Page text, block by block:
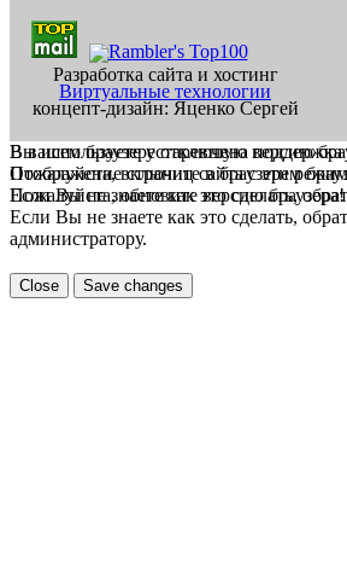
Разработка сайта и хостинг
Виртуальные технологии
концепт-дизайн: Яценко Сергей
В вашем браузере отключена поддержка
Пожалуйста, включите в браузере
Если Вы не знаете как это сделать,
Вы используете устаревшую версию
Отображение страниц сайта с этим
Пожалуйста, обновите версию браузера!
Если Вы не знаете как это сделать,
администратору.
Close Save changes